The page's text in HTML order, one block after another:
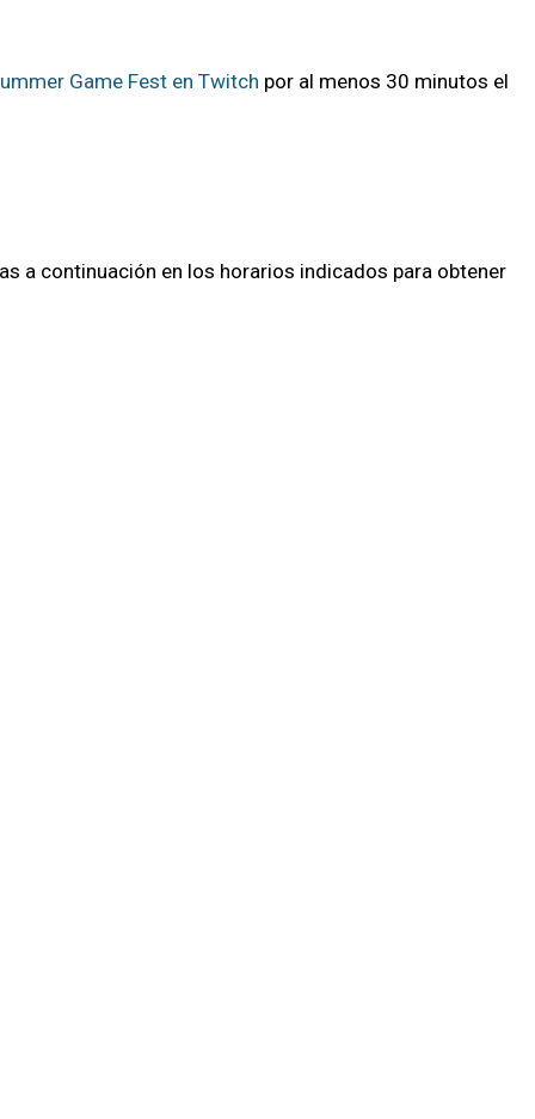
Game Fest en Twitch por al menos 30 minutos el
a continuación en los horarios indicados para obtener